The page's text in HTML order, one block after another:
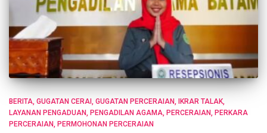
BERITA GUGATAN CERAI GUGATAN PERCERAIAN
IKRAR TALAK
LAYANAN PENGADUAN
PENGADILAN AGAMA PERCERAIAN
PERKARA
PERCERAIAN
PERMOHONAN PERCERAIAN